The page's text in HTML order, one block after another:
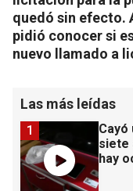
quedó sin efecto.
pidió conocer si
nuevo llamado a
Las más leídas
Cayó
siete
hay
1